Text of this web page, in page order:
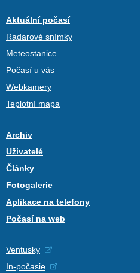
Aktuální počasí
Radarové snímky
Meteostanice
Počasí u vás
Webkamery
Teplotní mapa
Archiv
Uživatelé
Články
Fotogalerie
Aplikace na telefony
Počasí na web
Ventusky
In-počasie